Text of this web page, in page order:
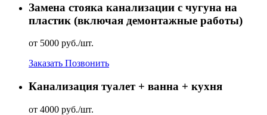
Замена стояка канализации с чугуна на
пластик (включая демонтажные работы)
от 5000 руб./шт.
Заказать Позвонить
Канализация туалет + ванна + кухня
от 4000 руб./шт.